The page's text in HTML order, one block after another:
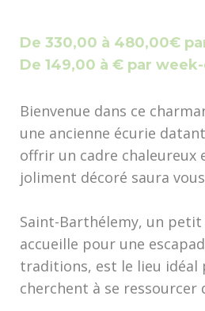
De 330,00 à 480,00€
De 149,00 à € par
Bienvenue dans ce
une ancienne écurie
offrir un cadre chaleureux
joliment décoré saura
Saint-Barthélemy, un
accueille pour une
traditions, est le lieu idéal
cherchent à se ressourcer